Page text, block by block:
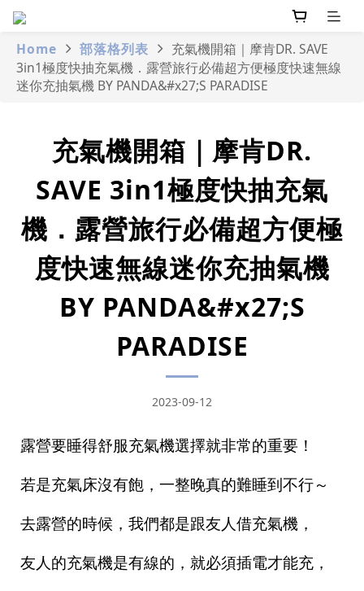
Home 部落格列表
充氣機開箱｜摩肯DR. SAVE
3in1極度快抽充氣機．露營旅行必備超方便極度快速無線
迷你充抽氣機 BY PANDA&#x27;S PARADISE
充氣機開箱｜摩肯DR.
SAVE 3in1極度快抽充氣
機．露營旅行必備超方便極
度快速無線迷你充抽氣機
BY PANDA&#x27;S
PARADISE
2023-09-12
露營要睡得舒服充氣機選擇就非常的重要！
若是充氣床沒有飽，一整晚真的難睡到不行～
去露營的時候，我們都是跟友人借充氣機，
友人的充氣機是有線的，就必須插電才能充，